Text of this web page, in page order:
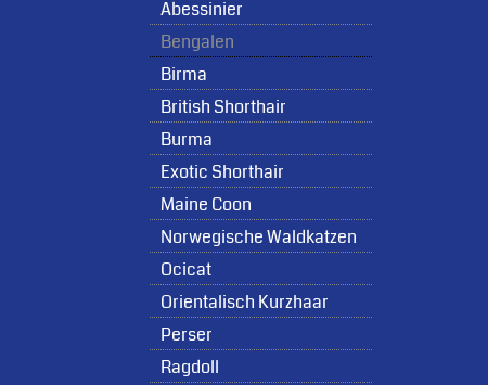
Abessinier
Bengalen
Birma
British Shorthair
Burma
Exotic Shorthair
Maine Coon
Norwegische Waldkatzen
Ocicat
Orientalisch Kurzhaar
Perser
Ragdoll